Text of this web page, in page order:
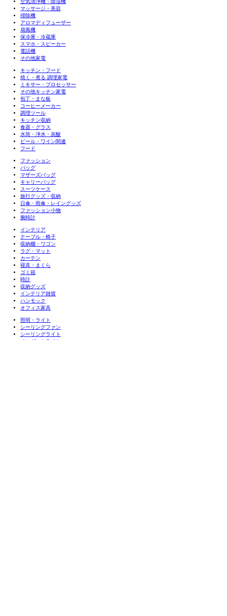
空気清浄機・除湿機
マッサージ・美容
掃除機
アロマディフューザー
扇風機
保冷庫・冷蔵庫
スマホ・スピーカー
電話機
その他家電
キッチン・フード
焼く・煮る 調理家電
ミキサー・プロセッサー
その他キッチン家電
包丁・まな板
コーヒーメーカー
調理ツール
キッチン収納
食器・グラス
水筒・浄水・炭酸
ビール・ワイン関連
フード
ファッション
バッグ
マザーズバッグ
キャリーバッグ
スーツケース
旅行グッズ・収納
日傘・雨傘・レイングッズ
ファッション小物
腕時計
インテリア
テーブル・椅子
収納棚・ワゴン
ラグ・マット
カーテン
寝具・まくら
ゴミ箱
時計
収納グッズ
インテリア雑貨
ハンモック
オフィス家具
照明・ライト
シーリングファン
シーリングライト
ペンダントライト